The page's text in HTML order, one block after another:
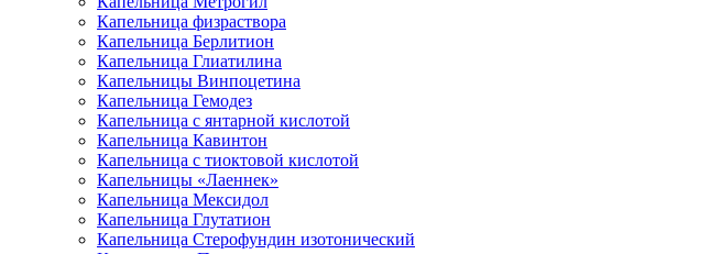
Капельница физраствора
Капельница Берлитион
Капельница Глиатилина
Капельницы Винпоцетина
Капельница Гемодез
Капельница с янтарной кислотой
Капельница Кавинтон
Капельница с тиоктовой кислотой
Капельницы «Лаеннек»
Капельница Мексидол
Капельница Глутатион
Капельница Стерофундин изотонический